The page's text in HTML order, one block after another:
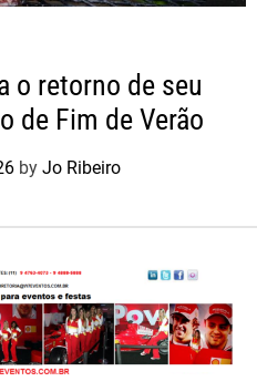
o retorno de seu
de Fim de Verão
by Jo Ribeiro